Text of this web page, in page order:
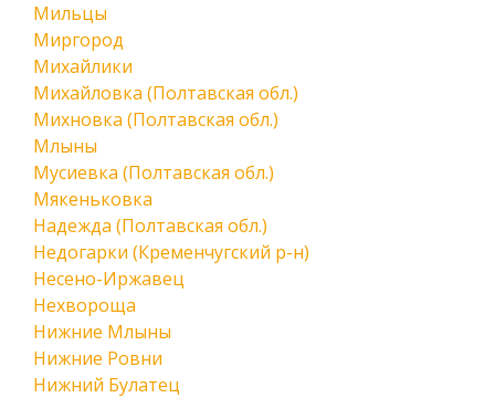
Мильцы
Миргород
Михайлики
Михайловка (Полтавская обл.)
Михновка (Полтавская обл.)
Млыны
Мусиевка (Полтавская обл.)
Мякеньковка
Надежда (Полтавская обл.)
Недогарки (Кременчугский р-н)
Несено-Иржавец
Нехвороща
Нижние Млыны
Нижние Ровни
Нижний Булатец